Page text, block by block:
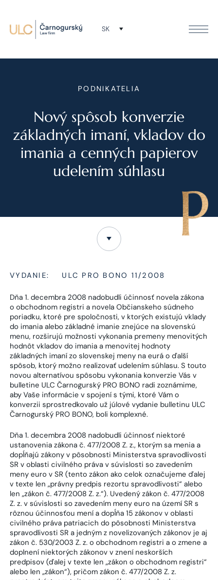
SK
PODNIKATELIA
Nový spôsob konverzie
základných imaní, vkladov do
imania a cenných papierov
udelením súhlasu
VYDANIE: ULC PRO BONO 11/2008
Dňa 1. decembra 2008 nadobudli účinnosť novela zákona
o obchodnom registri a novela Občianskeho súdneho
poriadku, ktoré pre spoločnosti, v ktorých existujú vklady
do imania alebo základné imanie znejúce na slovenskú
menu, rozširujú možnosti vykonania premeny menovitých
hodnôt vkladov do imania a menovitej hodnoty
základných imaní zo slovenskej meny na eurá o ďalší
spôsob, ktorý možno realizovať udelením súhlasu. S touto
novou alternatívou spôsobu vykonania konverzie Vás v
bulletine ULC Čarnogurský PRO BONO radi zoznámime,
aby Vaše informácie v spojení s tými, ktoré Vám o
konverzii sprostredkovalo už júlové vydanie bulletinu ULC
Čarnogurský PRO BONO, boli komplexné.
Dňa 1. decembra 2008 nadobudli účinnosť niektoré
ustanovenia zákona č. 477/2008 Z. z., ktorým sa menia a
dopĺňajú zákony v pôsobnosti Ministerstva spravodlivosti
SR v oblasti civilného práva v súvislosti so zavedením
meny euro v SR (tento zákon ako celok označujeme ďalej
v texte len „právny predpis rezortu spravodlivosti“ alebo
len „zákon č. 477/2008 Z. z.“). Uvedený zákon č. 477/2008
Z. z. v súvislosti so zavedením meny euro na území SR s
rôznou účinnosťou mení a dopĺňa 15 zákonov v oblasti
civilného práva patriacich do pôsobnosti Ministerstva
spravodlivosti SR a jedným z novelizovaných zákonov je aj
zákon č. 530/2003 Z. z. o obchodnom registri a o zmene a
doplnení niektorých zákonov v znení neskorších
predpisov (ďalej v texte len „zákon o obchodnom registri“
alebo len „zákon“), pričom zákon č. 477/2008 Z. z.